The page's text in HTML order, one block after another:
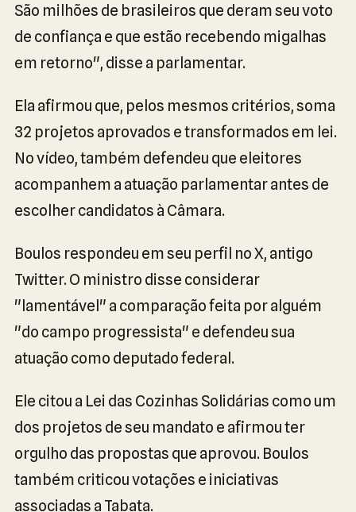
São milhões de brasileiros que deram seu voto
de confiança e que estão recebendo migalhas
em retorno", disse a parlamentar.
Ela afirmou que, pelos mesmos critérios, soma
32 projetos aprovados e transformados em lei.
No vídeo, também defendeu que eleitores
acompanhem a atuação parlamentar antes de
escolher candidatos à Câmara.
Boulos respondeu em seu perfil no X, antigo
Twitter. O ministro disse considerar
"lamentável" a comparação feita por alguém
"do campo progressista" e defendeu sua
atuação como deputado federal.
Ele citou a Lei das Cozinhas Solidárias como um
dos projetos de seu mandato e afirmou ter
orgulho das propostas que aprovou. Boulos
também criticou votações e iniciativas
associadas a Tabata.